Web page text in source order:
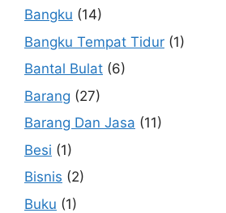
Bangku (14)
Bangku Tempat Tidur (1)
Bantal Bulat (6)
Barang (27)
Barang Dan Jasa (11)
Besi (1)
Bisnis (2)
Buku (1)